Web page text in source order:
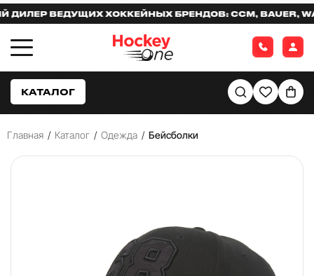
ВЕДУЩИХ ХОККЕЙНЫХ БРЕНДОВ: CCM, BAUER,
КАТАЛОГ
Главная / Каталог / Одежда / Бейсболки